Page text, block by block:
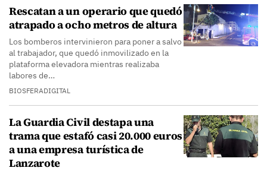
Rescatan a un operario que quedó
atrapado a ocho metros de altura
Los bomberos intervinieron para poner a salvo
al trabajador, que quedó inmovilizado en la
plataforma elevadora mientras realizaba
labores de…
BIOSFERADIGITAL
La Guardia Civil destapa una
trama que estafó casi 20.000 euros
a una empresa turística de
Lanzarote